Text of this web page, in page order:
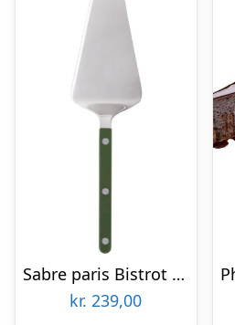
Sabre paris Bistrot Solid kagespade 27 cm, grøn
kr. 239,00